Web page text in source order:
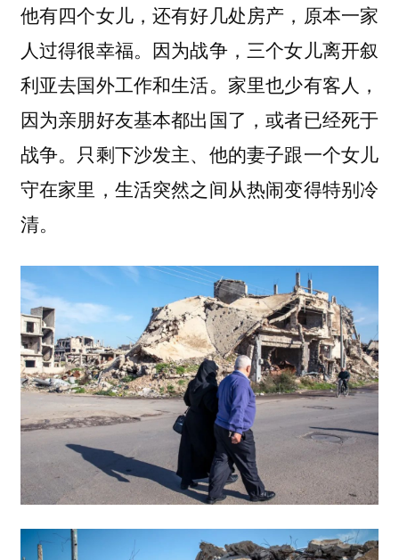
他有四个女儿，还有好几处房产，原本一家
人过得很幸福。因为战争，三个女儿离开叙
利亚去国外工作和生活。家里也少有客人，
因为亲朋好友基本都出国了，或者已经死于
战争。只剩下沙发主、他的妻子跟一个女儿
守在家里，生活突然之间从热闹变得特别冷
清。